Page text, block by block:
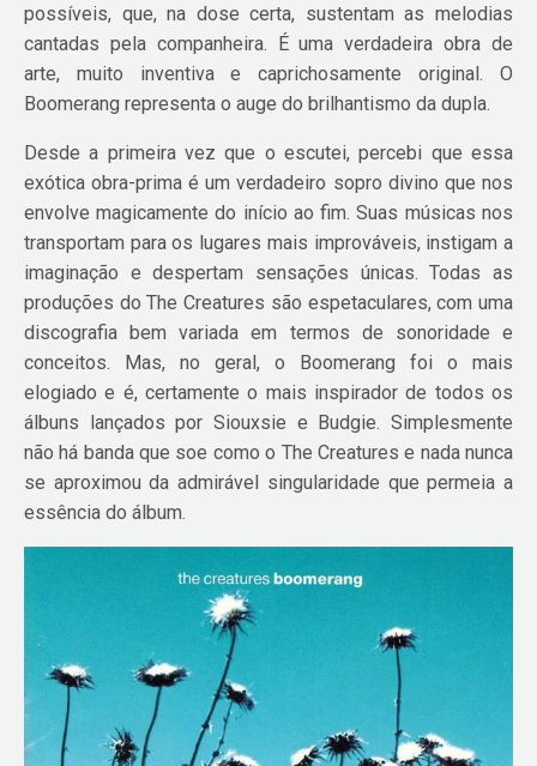
possíveis, que, na dose certa, sustentam as melodias
cantadas pela companheira. É uma verdadeira obra de
arte, muito inventiva e caprichosamente original. O
Boomerang representa o auge do brilhantismo da dupla.
Desde a primeira vez que o escutei, percebi que essa
exótica obra-prima é um verdadeiro sopro divino que nos
envolve magicamente do início ao fim. Suas músicas nos
transportam para os lugares mais improváveis, instigam a
imaginação e despertam sensações únicas. Todas as
produções do The Creatures são espetaculares, com uma
discografia bem variada em termos de sonoridade e
conceitos. Mas, no geral, o Boomerang foi o mais
elogiado e é, certamente o mais inspirador de todos os
álbuns lançados por Siouxsie e Budgie. Simplesmente
não há banda que soe como o The Creatures e nada nunca
se aproximou da admirável singularidade que permeia a
essência do álbum.